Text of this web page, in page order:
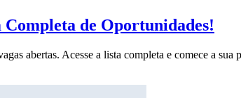
de Oportunidades!
abertas. Acesse a lista completa e comece a sua